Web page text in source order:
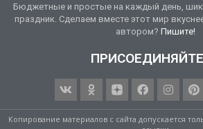
Бюджетные и простые на каждый день,
праздник. Сделаем вместе этот мир
автором? Пишите!
Копирование материалов с сайта допускается